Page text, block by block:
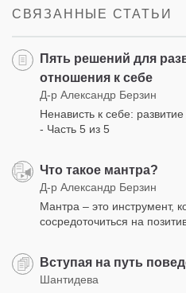
СВЯЗАННЫЕ СТАТЬИ
Пять решений для
отношения к себе
Д-р Александр Берзин
Ненависть к себе:
- Часть 5 из 5
Что такое мантра?
Д-р Александр Берзин
Мантра – это инструмент,
сосредоточиться на
Вступая на путь
Шантидева